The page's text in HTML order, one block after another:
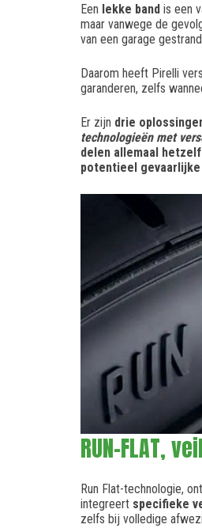
Een lekke band is een
maar vanwege de
van een garage
Daarom heeft Pirelli
garanderen, zelfs
Er zijn drie
technologieën met
delen allemaal
potentieel
RUN-FLAT,
Run Flat-technologie,
integreert specifieke
zelfs bij volledige